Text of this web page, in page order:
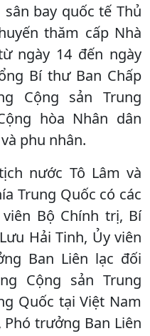
bay quốc tế Thủ
thăm cấp Nhà
ngày 14 đến ngày
Bí thư Ban Chấp
Cộng sản Trung
hòa Nhân dân
phu nhân.
nước Tô Lâm và
Trung Quốc có các
Bộ Chính trị, Bí
Hải Tinh, Ủy viên
Ban Liên lạc đối
Cộng sản Trung
Quốc tại Việt Nam
Phó trưởng Ban Liên